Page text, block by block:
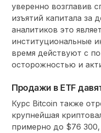
уверенно возглавив
изъятий капитала за
аналитиков это
институциональные
время действуют с
осторожностью и
Продажи в ETF
Курс Bitcoin также
крупнейшая
примерно до $76